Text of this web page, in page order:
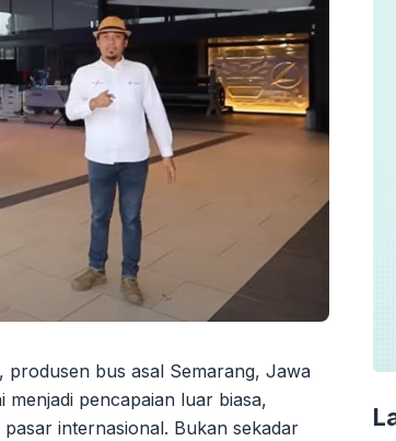
produsen bus asal Semarang, Jawa
pencapaian luar biasa,
internasional. Bukan sekadar